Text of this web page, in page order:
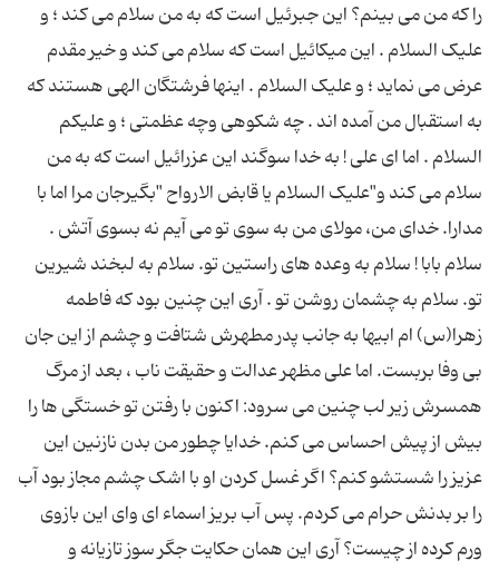
را که من می بینم؟ این جبرئیل است که به من سلام می کند ؛ و
علیک السلام . این میکائیل است که سلام می کند و خیر مقدم
عرض می نماید ؛ و علیک السلام . اینها فرشتگان الهی هستند که
به استقبال من آمده اند . چه شکوهی وچه عظمتی ؛ و علیکم
السلام . اما ای علی ! به خدا سوگند این عزرائیل است که به من
سلام می کند و"علیک السلام یا قابض الارواح "بگیرجان مرا اما با
مدارا. خدای من، مولای من به سوی تو می آیم نه بسوی آتش .
سلام بابا ! سلام به وعده های راستین تو. سلام به لبخند شیرین
تو. سلام به چشمان روشن تو . آری این چنین بود که فاطمه
زهرا(س) ام ابیها به جانب پدر مطهرش شتافت و چشم از این جان
بی وفا بربست. اما علی مظهر عدالت و حقیقت ناب ، بعد از مرگ
همسرش زیر لب چنین می سرود: اکنون با رفتن تو خستگی ها را
بیش از پیش احساس می کنم. خدایا چطور من بدن نازنین این
عزیز را شستشو کنم؟ اگر غسل کردن او با اشک چشم مجاز بود آب
را بر بدنش حرام می کردم. پس آب بریز اسماء ای وای این بازوی
ورم کرده از چیست؟ آری این همان حکایت جگر سوز تازیانه و